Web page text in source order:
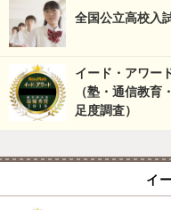
全国公立高校入
イード・アワー
（塾・通信教
足度調査）
イ